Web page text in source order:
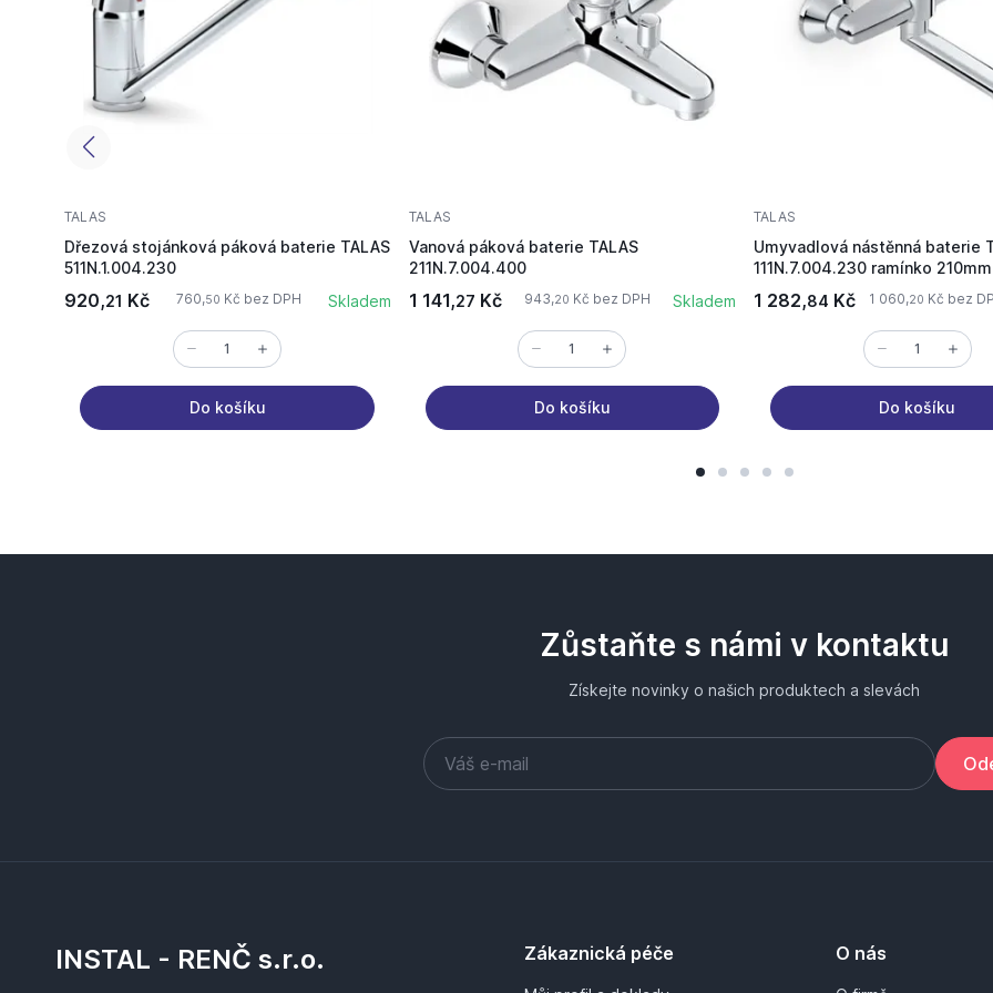
TALAS
Dřezová stojánková páková baterie TALAS
511N.1.004.230
920,21 Kč 760,50 Kč bez DPH Skladem
Do košíku
TALAS
Vanová páková baterie TALAS
211N.7.004.400
1 141,27 Kč 943,20 Kč bez DPH Skladem
Do košíku
TALAS
Umyvadlová nástěnná baterie
111N.7.004.230 ramínko 210mm
1 282,84 Kč 1 060,20 Kč bez
Do košíku
Zůstaňte s námi v kontaktu
Získejte novinky o našich produktech a slevách
INSTAL - RENČ s.r.o. Zákaznická péče O nás